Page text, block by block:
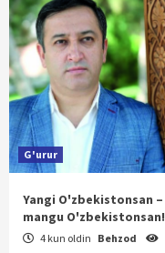
G'urur
Yangi O'zbekistonsan –
mangu O'zbekistonsan!
4 kun oldin Behzod